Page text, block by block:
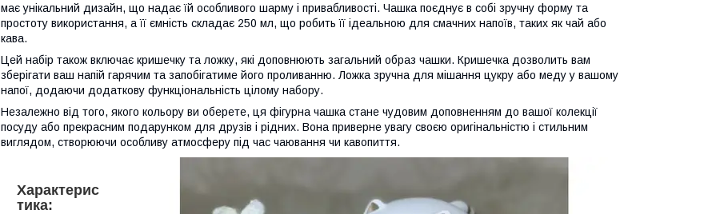
має унікальний дизайн, що надає їй особливого шарму і привабливості. Чашка поєднує в собі зручну форму та
простоту використання, а її ємність складає 250 мл, що робить її ідеальною для смачних напоїв, таких як чай або
кава.
Цей набір також включає кришечку та ложку, які доповнюють загальний образ чашки. Кришечка дозволить вам
зберігати ваш напій гарячим та запобігатиме його проливанню. Ложка зручна для мішання цукру або меду у вашому
напої, додаючи додаткову функціональність цілому набору.
Незалежно від того, якого кольору ви оберете, ця фігурна чашка стане чудовим доповненням до вашої колекції
посуду або прекрасним подарунком для друзів і рідних. Вона приверне увагу своєю оригінальністю і стильним
виглядом, створюючи особливу атмосферу під час чаювання чи кавопиття.
Характерис
тика: